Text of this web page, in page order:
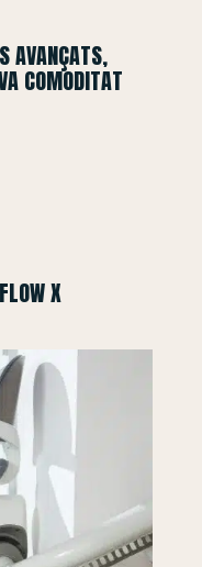
AVANÇATS,
COMODITAT
X